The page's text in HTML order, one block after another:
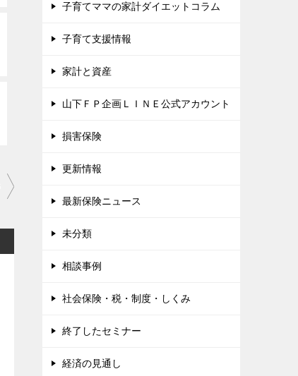
子育てママの家計ダイエットコラム
子育て支援情報
家計と資産
山下ＦＰ企画ＬＩＮＥ公式アカウント
損害保険
更新情報
最新保険ニュース
未分類
相談事例
社会保険・税・制度・しくみ
終了したセミナー
経済の見通し